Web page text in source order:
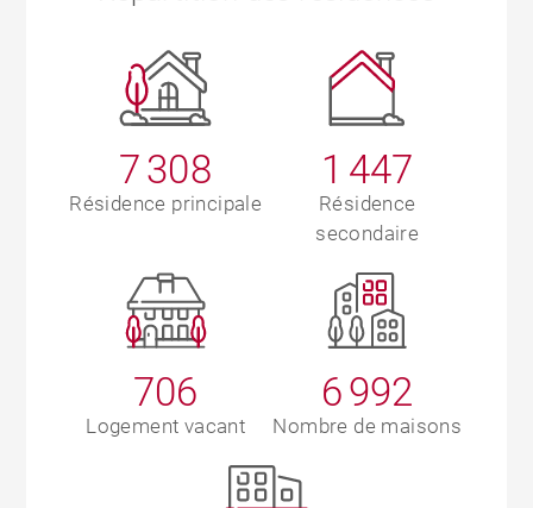
7 308
Résidence principale
1 447
Résidence
secondaire
706
Logement vacant
6 992
Nombre de maisons